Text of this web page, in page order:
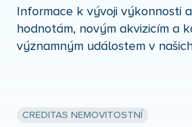
Informace k vývoji výkonnosti
hodnotám, novým akvizicím a
významným událostem v
CREDITAS NEMOVITOSTNÍ